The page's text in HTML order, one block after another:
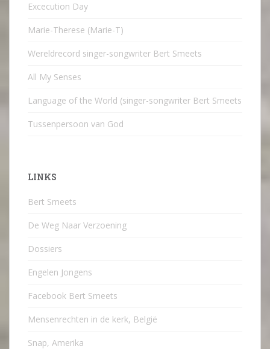
Excecution Day
Marie-Therese (Marie-T)
Wereldrecord singer-songwriter Bert Smeets
All My Senses
Language of the World (singer-songwriter Bert Smeets
Tussenpersoon van God
LINKS
Bert Smeets
De Weg Naar Verzoening
Dossiers
Engelen Jongens
Facebook Bert Smeets
Mensenrechten in de kerk, België
Snap, Amerika